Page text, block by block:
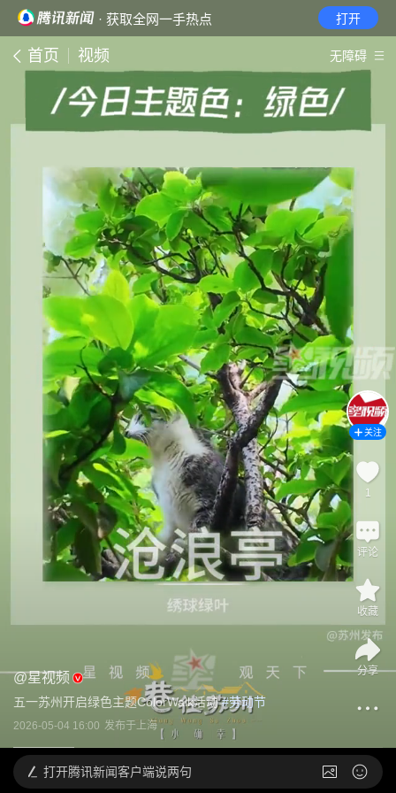
· 获取全网一手热点 打开
首页 视频 无障碍
@星视频
五一苏州开启绿色主题ColorWalk活动 #劳动节
2026-05-04 16:00 发布于上海
关注
1
评论
收藏
分享
打开腾讯新闻客户端说两句